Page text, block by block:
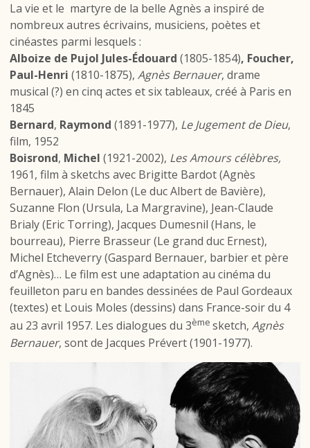
La vie et le martyre de la belle Agnès a inspiré de
nombreux autres écrivains, musiciens, poètes et
cinéastes parmi lesquels :
Alboize de Pujol Jules-Édouard (1805-1854), Foucher,
Paul-Henri (1810-1875), Agnès Bernauer, drame
musical (?) en cinq actes et six tableaux, créé à Paris en
1845
Bernard, Raymond (1891-1977), Le Jugement de Dieu,
film, 1952
Boisrond, Michel (1921-2002), Les Amours célèbres,
1961, film à sketchs avec Brigitte Bardot (Agnès
Bernauer), Alain Delon (Le duc Albert de Bavière),
Suzanne Flon (Ursula, La Margravine), Jean-Claude
Brialy (Eric Torring), Jacques Dumesnil (Hans, le
bourreau), Pierre Brasseur (Le grand duc Ernest),
Michel Etcheverry (Gaspard Bernauer, barbier et père
d’Agnès)… Le film est une adaptation au cinéma du
feuilleton paru en bandes dessinées de Paul Gordeaux
(textes) et Louis Moles (dessins) dans France-soir du 4
au 23 avril 1957. Les dialogues du 3ème sketch, Agnès
Bernauer, sont de Jacques Prévert (1901-1977).